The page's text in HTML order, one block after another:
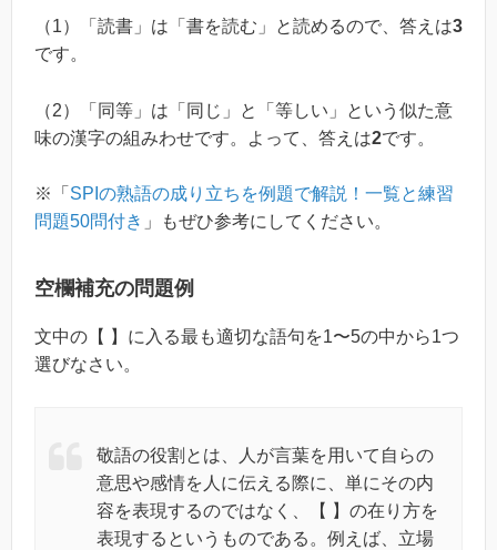
（1）「読書」は「書を読む」と読めるので、答えは3
です。
（2）「同等」は「同じ」と「等しい」という似た意
味の漢字の組みわせです。よって、答えは2です。
※「 SPIの熟語の成り立ちを例題で解説！一覧と練習
問題50問付き 」もぜひ参考にしてください。
空欄補充の問題例
文中の【 】に入る最も適切な語句を1〜5の中から1つ
選びなさい。
敬語の役割とは、人が言葉を用いて自らの
意思や感情を人に伝える際に、単にその内
容を表現するのではなく、【 】の在り方を
表現するというものである。例えば、立場